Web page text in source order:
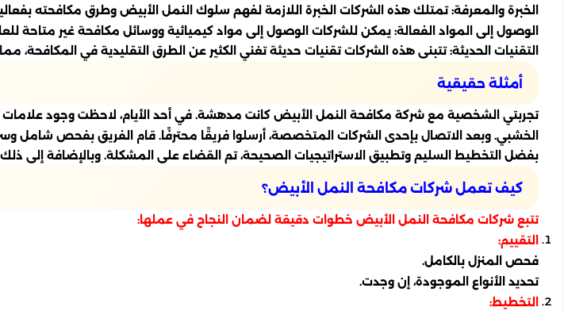
الخبرة والمعرفة: تمتلك هذه الشركات الخبرة اللازمة لفهم سلوك النمل الأبيض وطرق مكافحته
الوصول إلى المواد الفعالة: يمكن للشركات الوصول إلى مواد كيميائية ووسائل مكافحة غير متاحة
التقنيات الحديثة: تتبنى هذه الشركات تقنيات حديثة تغني الكثير عن الطرق التقليدية في المكافحة،
أمثلة حقيقية
تجربتي الشخصية مع شركة مكافحة النمل الأبيض كانت مدهشة. في أحد الأيام، لاحظت وجود
الخشبي. وبعد الاتصال بإحدى الشركات المتخصصة، أرسلوا فريقًا محترفًا. قام الفريق بفحص شامل
بفضل التخطيط السليم وتطبيق الاستراتيجيات الصحيحة، تم القضاء على المشكلة. وبالإضافة
كيف تعمل شركات مكافحة النمل الأبيض؟
تتبع شركات مكافحة النمل الأبيض خطوات دقيقة لضمان النجاح في عملها:
التقييم:
فحص المنزل بالكامل.
تحديد الأنواع الموجودة، إن وجدت.
التخطيط: